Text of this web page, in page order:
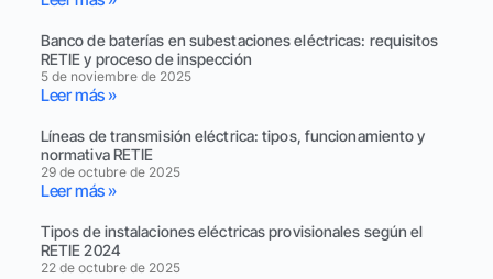
Banco de baterías en subestaciones eléctricas: requisitos
RETIE y proceso de inspección
5 de noviembre de 2025
Leer más »
Líneas de transmisión eléctrica: tipos, funcionamiento y
normativa RETIE
29 de octubre de 2025
Leer más »
Tipos de instalaciones eléctricas provisionales según el
RETIE 2024
22 de octubre de 2025